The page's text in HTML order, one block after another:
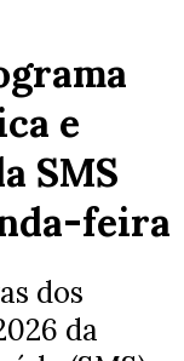
e
SMS
feira
dos
da